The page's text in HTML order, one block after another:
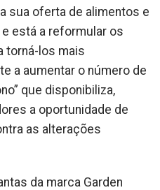
sua oferta de alimentos e
está a reformular os
torná-los mais
a aumentar o número de
que disponibiliza,
a oportunidade de
as alterações
da marca Garden